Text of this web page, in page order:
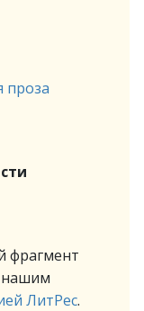
проза
фрагмент
нашим
ЛитРес.